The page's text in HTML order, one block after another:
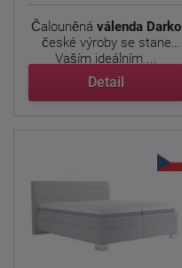
Čalouněná válenda Darko
české výroby se stane
Vaším ideálním ...
Detail